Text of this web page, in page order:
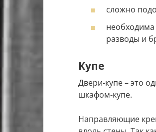
сложно
необходима
разводы и
Купе
Двери-купе – это
шкафом-купе.
Направляющие